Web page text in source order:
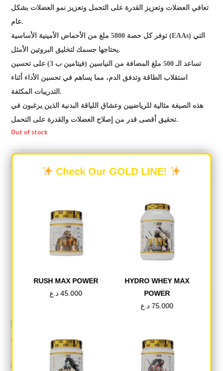
تعافي العضلات وتعزيز القدرة على التحمل وتعزيز نمو العضلات بشكل
عام.
توفر كل حصة 5800 ملغ من الأحماض الأمينية الأساسية (EAAs) التي
يحتاجها جسمك لتخليق البروتين الأمثل.
تساعد الـ 500 ملغ المضافة من النياسين (فيتامين ب 3) على تحسين
استقلاب الطاقة وتدفق الدم، مما يساهم في تحسين الأداء أثناء
التدريبات المكثفة.
هذه الصيغة مثالية للرياضيين وعشاق اللياقة البدنية الذين يرغبون في
تحقيق أقصى قدر من إصلاح العضلات والقدرة على التحمل.
Out of stock
Categories:AMINO ACID MR CRAZY
Description
وصف المنتج:
Check Our GOLD LINE!
RUSH MAX POWER
45.000 د.ع
HYDRO WHEY MAX
POWER
75.000 د.ع